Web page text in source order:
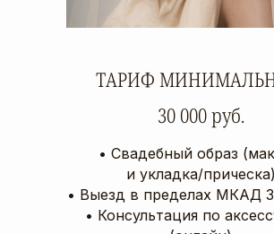
ТАРИФ
30 000 руб.
• Свадебный образ
и укладка/прическа)
‌• Выезд в пределах МКАД
‌• Консультация по